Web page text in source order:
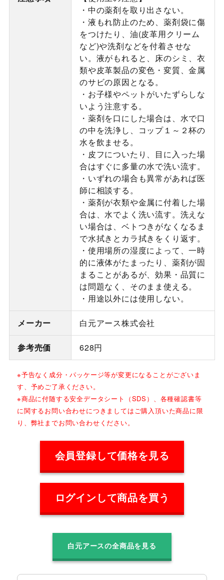
・中の薬剤を取り出さない。
・液もれ防止のため、薬剤袋に傷
をつけたり、油(皮革用クリーム
など)や洗剤などを付着させな
い。液がもれると、床のシミ、衣
類や皮革製品の変色・変質、金属
のサビの原因となる。
・お子様やペットがいたずらしな
いよう注意する。
・薬剤を口にした場合は、水で口
の中を洗浄し、コップ１～２杯の
水を飲ませる。
・皮フについたり、目に入った場
合はすぐに多量の水で洗い流す。
・いずれの場合も異常があれば医
師に相談する。
・薬剤が衣類や金属に付着した場
合は、水でよく洗い流す。洗えな
い場合は、ベトつきがなくなるま
で水拭きとカラ拭きをくり返す。
・使用場所の湿度によって、一時
的に液体がたまったり、薬剤が固
まることがあるが、効果・品質に
は問題なく、そのまま使える。
・用途以外には使用しない。
メーカー 白元アース株式会社
参考売価 628円
※予告なく成分・パッケージ等が変更になることがございま
す、予めご了承ください。
※商品に付随する安全データシート（SDS）、各種確認書等
に関するお問い合わせにつきましてはご購入頂いた商品に限
り、弊社までお問い合わせください。
会員登録して価格を見る
ログインして商品を買う
白元アースの全商品を見る